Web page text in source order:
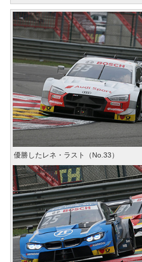
優勝したレネ・ラスト（No.33）